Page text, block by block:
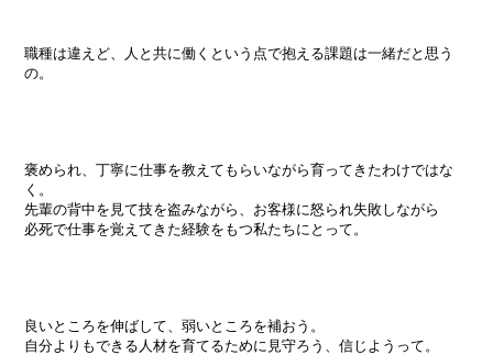
職種は違えど、人と共に働くという点で抱える課題は一緒だと思う
の。
褒められ、丁寧に仕事を教えてもらいながら育ってきたわけではな
く。
先輩の背中を見て技を盗みながら、お客様に怒られ失敗しながら
必死で仕事を覚えてきた経験をもつ私たちにとって。
良いところを伸ばして、弱いところを補おう。
自分よりもできる人材を育てるために見守ろう、信じようって。